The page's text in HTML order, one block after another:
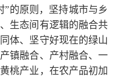
”的原则，坚持城市与乡
生态间有逻辑的融合共
体、坚守好现在的绿山
镇融合、产村融合、一
桃产业，在农产品初加